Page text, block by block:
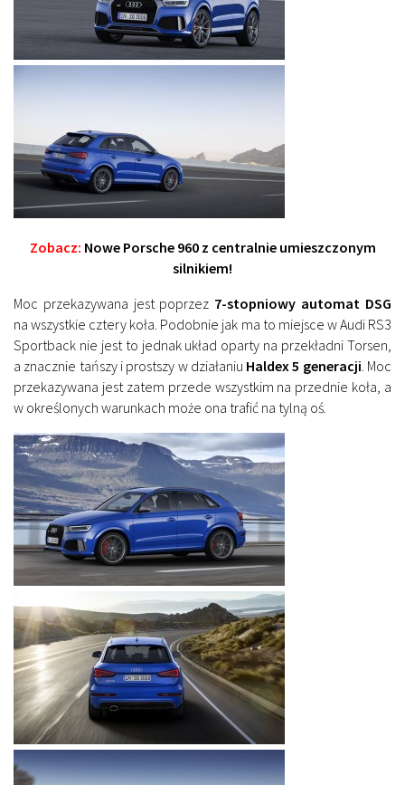
Zobacz: Nowe Porsche 960 z centralnie umieszczonym
silnikiem!
Moc przekazywana jest poprzez 7-stopniowy automat DSG
na wszystkie cztery koła. Podobnie jak ma to miejsce w Audi RS3
Sportback nie jest to jednak układ oparty na przekładni Torsen,
a znacznie tańszy i prostszy w działaniu Haldex 5 generacji . Moc
przekazywana jest zatem przede wszystkim na przednie koła, a
w określonych warunkach może ona trafić na tylną oś.